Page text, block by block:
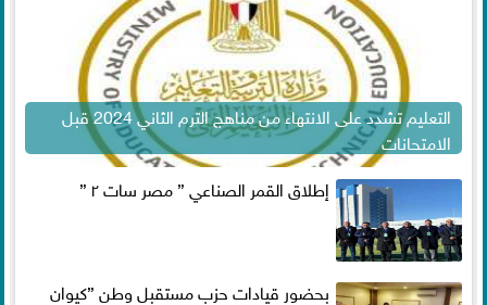
التعليم تشدد على الانتهاء من مناهج الترم الثاني 2024 قبل
الامتحانات
إطلاق القمر الصناعي ” مصر سات ٢ ”
بحضور قيادات حزب مستقبل وطن ”كيوان